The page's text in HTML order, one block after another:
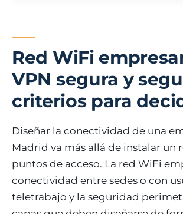
Red WiFi
VPN segura y
criterios para
Diseñar la conectividad de una
Madrid va más allá de instalar un
puntos de acceso. La red WiFi
conectividad entre sedes o con
teletrabajo y la seguridad